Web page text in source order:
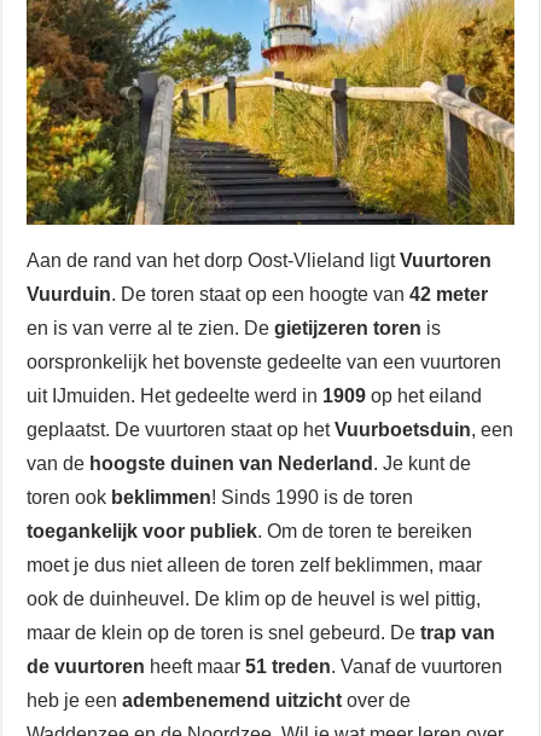
Aan de rand van het dorp Oost-Vlieland ligtVuurtoren
Vuurduin. De toren staat op een hoogte van42 meter
en is van verre al te zien. Degietijzeren toren is
oorspronkelijk het bovenste gedeelte van een vuurtoren
uit IJmuiden. Het gedeelte werd in 1909 op het eiland
geplaatst. De vuurtoren staat op hetVuurboetsduin, een
van de hoogste duinen van Nederland . Je kunt de
toren ook beklimmen! Sinds 1990 is de toren
toegankelijk voor publiek. Om de toren te bereiken
moet je dus niet alleen de toren zelf beklimmen, maar
ook de duinheuvel. De klim op de heuvel is wel pittig,
maar de klein op de toren is snel gebeurd. Detrap van
de vuurtoren heeft maar51 treden. Vanaf de vuurtoren
heb je eenadembenemend uitzicht over de